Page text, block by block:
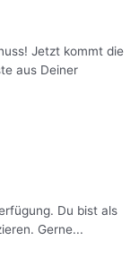
Jetzt kommt die
aus Deiner
Du bist als
Gerne...